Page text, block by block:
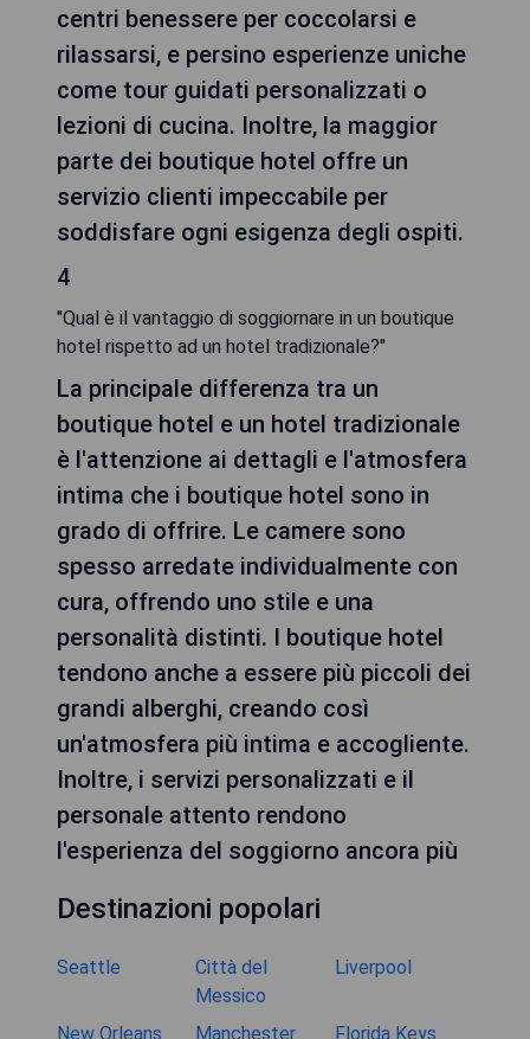
centri benessere per coccolarsi e
rilassarsi, e persino esperienze uniche
come tour guidati personalizzati o
lezioni di cucina. Inoltre, la maggior
parte dei boutique hotel offre un
servizio clienti impeccabile per
soddisfare ogni esigenza degli ospiti.
4
"Qual è il vantaggio di soggiornare in un boutique
hotel rispetto ad un hotel tradizionale?"
La principale differenza tra un
boutique hotel e un hotel tradizionale
è l'attenzione ai dettagli e l'atmosfera
intima che i boutique hotel sono in
grado di offrire. Le camere sono
spesso arredate individualmente con
cura, offrendo uno stile e una
personalità distinti. I boutique hotel
tendono anche a essere più piccoli dei
grandi alberghi, creando così
un'atmosfera più intima e accogliente.
Inoltre, i servizi personalizzati e il
personale attento rendono
l'esperienza del soggiorno ancora più
Destinazioni popolari
Seattle
Città del
Messico
Liverpool
New Orleans Manchester Florida Keys